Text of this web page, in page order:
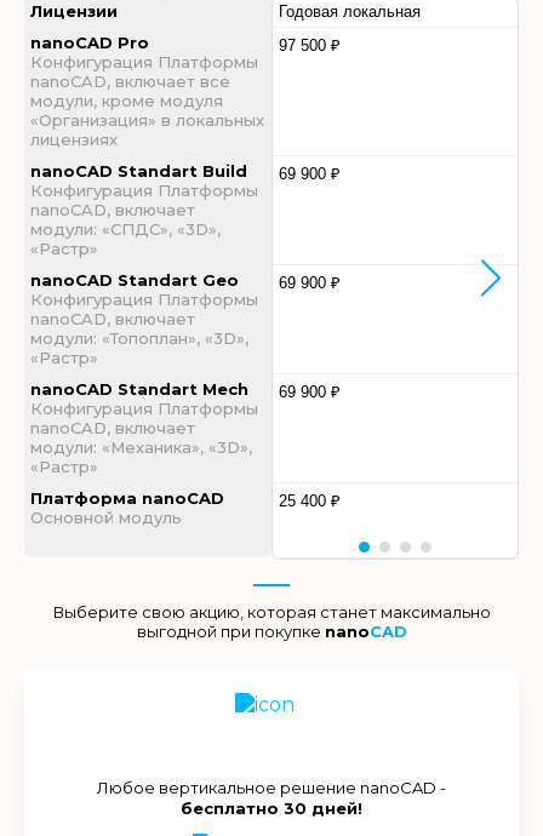
Лицензии
nanoCAD Pro
Конфигурация Платформы
nanoCAD, включает все
модули, кроме модуля
«Организация» в локальных
лицензиях
nanoCAD Standart Build
Конфигурация Платформы
nanoCAD, включает
модули: «СПДС», «3D»,
«Растр»
nanoCAD Standart Geo
Конфигурация Платформы
nanoCAD, включает
модули: «Топоплан», «3D»,
«Растр»
nanoCAD Standart Mech
Конфигурация Платформы
nanoCAD, включает
модули: «Механика», «3D»,
«Растр»
Платформа nanoCAD
Основной модуль
Годовая локальная
97 500 ₽
69 900 ₽
69 900 ₽
69 900 ₽
25 400 ₽
Выберите свою акцию, которая станет максимально
выгодной при покупке nanoCAD
Любое вертикальное решение nanoCAD -
бесплатно 30 дней!